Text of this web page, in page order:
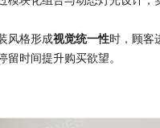
风格形成视觉统一性时，顾客
留时间提升购买欲望。